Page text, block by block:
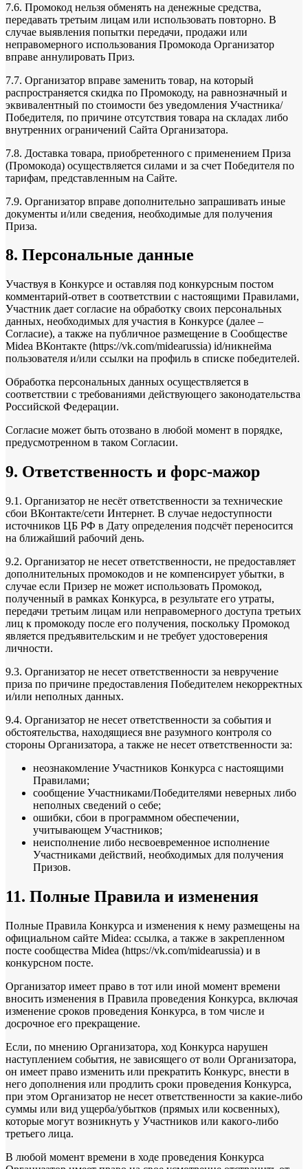
7.6. Промокод нельзя обменять на денежные средства,
передавать третьим лицам или использовать повторно. В
случае выявления попытки передачи, продажи или
неправомерного использования Промокода Организатор
вправе аннулировать Приз.
7.7. Организатор вправе заменить товар, на который
распространяется скидка по Промокоду, на равнозначный и
эквивалентный по стоимости без уведомления Участника/
Победителя, по причине отсутствия товара на складах либо
внутренних ограничений Сайта Организатора.
7.8. Доставка товара, приобретенного с применением Приза
(Промокода) осуществляется силами и за счет Победителя по
тарифам, представленным на Сайте.
7.9. Организатор вправе дополнительно запрашивать иные
документы и/или сведения, необходимые для получения
Приза.
8. Персональные данные
Участвуя в Конкурсе и оставляя под конкурсным постом
комментарий-ответ в соответствии с настоящими Правилами,
Участник дает согласие на обработку своих персональных
данных, необходимых для участия в Конкурсе (далее –
Согласие), а также на публичное размещение в Сообществе
Midea ВКонтакте (https://vk.com/midearussia) id/никнейма
пользователя и/или ссылки на профиль в списке победителей.
Обработка персональных данных осуществляется в
соответствии с требованиями действующего законодательства
Российской Федерации.
Согласие может быть отозвано в любой момент в порядке,
предусмотренном в таком Согласии.
9. Ответственность и форс-мажор
9.1. Организатор не несёт ответственности за технические
сбои ВКонтакте/сети Интернет. В случае недоступности
источников ЦБ РФ в Дату определения подсчёт переносится
на ближайший рабочий день.
9.2. Организатор не несет ответственности, не предоставляет
дополнительных промокодов и не компенсирует убытки, в
случае если Призер не может использовать Промокод,
полученный в рамках Конкурса, в результате его утраты,
передачи третьим лицам или неправомерного доступа третьих
лиц к промокоду после его получения, поскольку Промокод
является предъявительским и не требует удостоверения
личности.
9.3. Организатор не несет ответственности за невручение
приза по причине предоставления Победителем некорректных
и/или неполных данных.
9.4. Организатор не несет ответственности за события и
обстоятельства, находящиеся вне разумного контроля со
стороны Организатора, а также не несет ответственности за:
неознакомление Участников Конкурса с настоящими
Правилами;
сообщение Участниками/Победителями неверных либо
неполных сведений о себе;
ошибки, сбои в программном обеспечении,
учитывающем Участников;
неисполнение либо несвоевременное исполнение
Участниками действий, необходимых для получения
Призов.
11. Полные Правила и изменения
Полные Правила Конкурса и изменения к нему размещены на
официальном сайте Midea: ссылка, а также в закрепленном
посте сообщества Midea (https://vk.com/midearussia) и в
конкурсном посте.
Организатор имеет право в тот или иной момент времени
вносить изменения в Правила проведения Конкурса, включая
изменение сроков проведения Конкурса, в том числе и
досрочное его прекращение.
Если, по мнению Организатора, ход Конкурса нарушен
наступлением события, не зависящего от воли Организатора,
он имеет право изменить или прекратить Конкурс, внести в
него дополнения или продлить сроки проведения Конкурса,
при этом Организатор не несет ответственности за какие-либо
суммы или вид ущерба/убытков (прямых или косвенных),
которые могут возникнуть у Участников или какого-либо
третьего лица.
В любой момент времени в ходе проведения Конкурса